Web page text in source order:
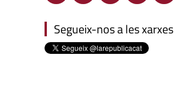
Segueix-nos a les xarxes